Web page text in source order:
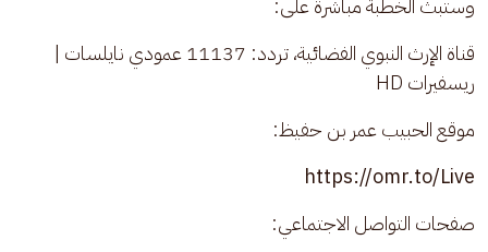
وستبث الخطبة مباشرة على:
قناة الإرث النبوي الفضائية، تردد: 11137 عمودي نايلسات |
ريسفيرات HD
موقع الحبيب عمر بن حفيظ:
https://omr.to/Live
صفحات التواصل الاجتماعي: